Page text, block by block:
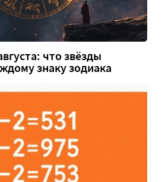
что звёзды
знаку зодиака